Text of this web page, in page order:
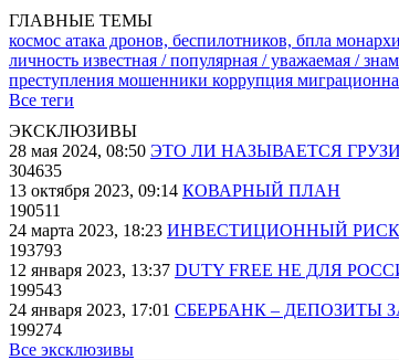
ГЛАВНЫЕ ТЕМЫ
космос атака дронов, беспилотников, бпла
личность известная / популярная / уважаемая /
преступления мошенники коррупция
Все теги
ЭКСКЛЮЗИВЫ
28 мая 2024, 08:50 ЭТО ЛИ НАЗЫВАЕТСЯ
304635
13 октября 2023, 09:14 КОВАРНЫЙ ПЛАН
190511
24 марта 2023, 18:23 ИНВЕСТИЦИОННЫЙ РИСК
193793
12 января 2023, 13:37 DUTY FREE НЕ ДЛЯ
199543
24 января 2023, 17:01 СБЕРБАНК – ДЕПОЗИТЫ
199274
Все эксклюзивы